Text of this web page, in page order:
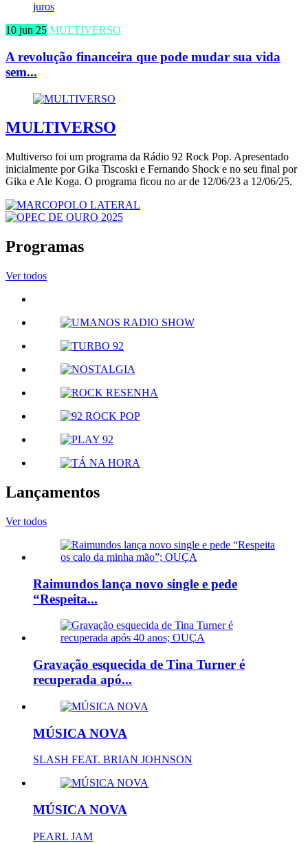
10 jun 25 MULTIVERSO
A revolução financeira que pode mudar sua vida
sem...
MULTIVERSO
Multiverso foi um programa da Rádio 92 Rock Pop. Apresentado
inicialmente por Gika Tiscoski e Fernando Shock e no seu final por
Gika e Ale Koga. O programa ficou no ar de 12/06/23 a 12/06/25.
Programas
Ver todos
Lançamentos
Ver todos
Raimundos lança novo single e pede
“Respeita...
Gravação esquecida de Tina Turner é
recuperada apó...
MÚSICA NOVA
SLASH FEAT. BRIAN JOHNSON
MÚSICA NOVA
PEARL JAM